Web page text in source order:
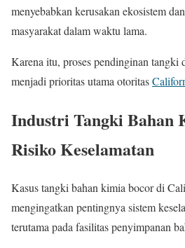
menyebabkan kerusakan ekosistem
masyarakat dalam waktu lama.
Karena itu, proses pendinginan tangki
menjadi prioritas utama otoritas
Industri Tangki Bahan
Risiko Keselamatan
Kasus tangki bahan kimia bocor di
mengingatkan pentingnya sistem
terutama pada fasilitas penyimpanan